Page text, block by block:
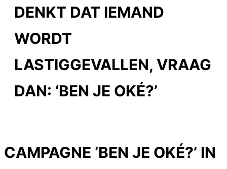
DENKT DAT IEMAND
WORDT
LASTIGGEVALLEN, VRAAG
DAN: ‘BEN JE OKÉ?’
CAMPAGNE ‘BEN JE OKÉ?’ IN